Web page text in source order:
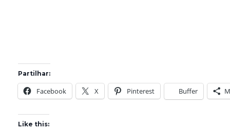
Partilhar:
Facebook X Pinterest Buffer
Like this: